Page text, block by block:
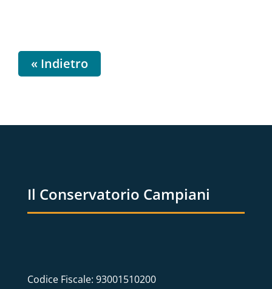
« Indietro
Il Conservatorio Campiani
Codice Fiscale: 93001510200